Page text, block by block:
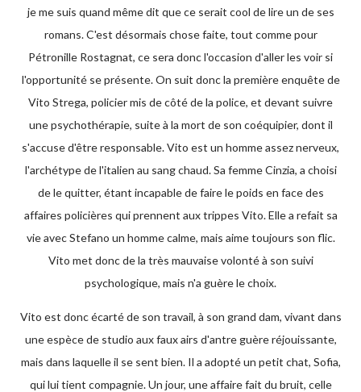
je me suis quand même dit que ce serait cool de lire un de ses
romans. C'est désormais chose faite, tout comme pour
Pétronille Rostagnat, ce sera donc l'occasion d'aller les voir si
l'opportunité se présente. On suit donc la première enquête de
Vito Strega, policier mis de côté de la police, et devant suivre
une psychothérapie, suite à la mort de son coéquipier, dont il
s'accuse d'être responsable. Vito est un homme assez nerveux,
l'archétype de l'italien au sang chaud. Sa femme Cinzia, a choisi
de le quitter, étant incapable de faire le poids en face des
affaires policières qui prennent aux trippes Vito. Elle a refait sa
vie avec Stefano un homme calme, mais aime toujours son flic.
Vito met donc de la très mauvaise volonté à son suivi
psychologique, mais n'a guère le choix.
Vito est donc écarté de son travail, à son grand dam, vivant dans
une espèce de studio aux faux airs d'antre guère réjouissante,
mais dans laquelle il se sent bien. Il a adopté un petit chat, Sofia,
qui lui tient compagnie. Un jour, une affaire fait du bruit, celle